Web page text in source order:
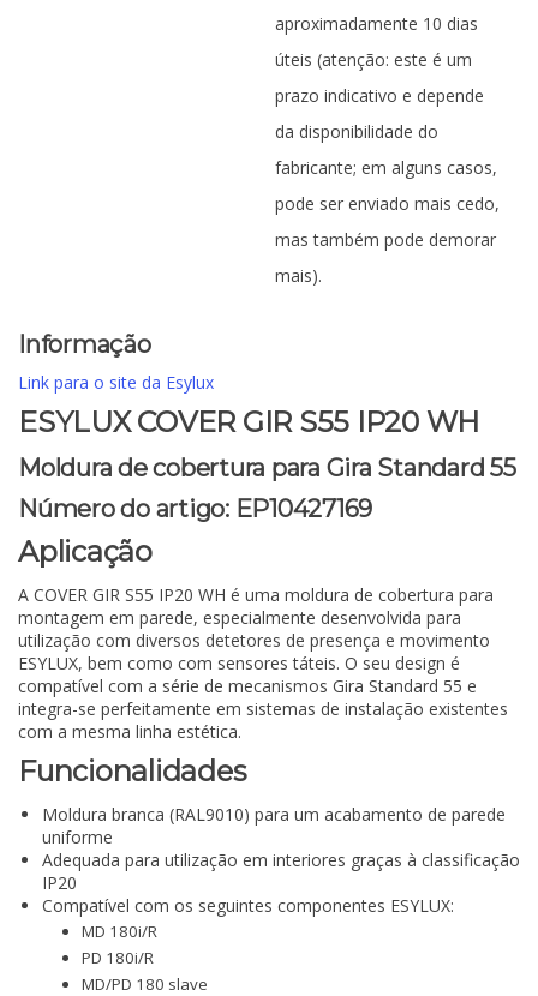
aproximadamente 10 dias
úteis (atenção: este é um
prazo indicativo e depende
da disponibilidade do
fabricante; em alguns casos,
pode ser enviado mais cedo,
mas também pode demorar
mais).
Informação
Link para o site da Esylux
ESYLUX COVER GIR S55 IP20 WH
Moldura de cobertura para Gira Standard 55
Número do artigo: EP10427169
Aplicação
A COVER GIR S55 IP20 WH é uma moldura de cobertura para
montagem em parede, especialmente desenvolvida para
utilização com diversos detetores de presença e movimento
ESYLUX, bem como com sensores táteis. O seu design é
compatível com a série de mecanismos Gira Standard 55 e
integra-se perfeitamente em sistemas de instalação existentes
com a mesma linha estética.
Funcionalidades
Moldura branca (RAL9010) para um acabamento de parede
uniforme
Adequada para utilização em interiores graças à classificação
IP20
Compatível com os seguintes componentes ESYLUX:
MD 180i/R
PD 180i/R
MD/PD 180 slave